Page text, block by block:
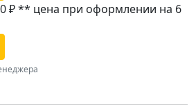
₽** цена при оформлении на 6